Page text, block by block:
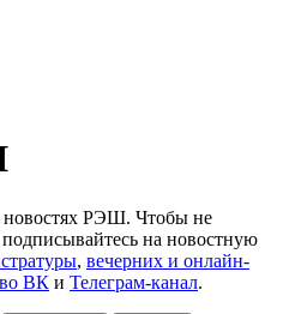
новостях РЭШ. Чтобы не
на новостную
, вечерних и онлайн-
ВК и Телеграм-канал.